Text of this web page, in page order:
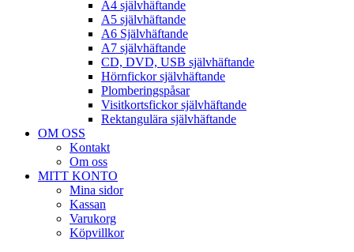
A4 självhäftande
A5 självhäftande
A6 Självhäftande
A7 självhäftande
CD, DVD, USB självhäftande
Hörnfickor självhäftande
Plomberingspåsar
Visitkortsfickor självhäftande
Rektangulära självhäftande
OM OSS
Kontakt
Om oss
MITT KONTO
Mina sidor
Kassan
Varukorg
Köpvillkor